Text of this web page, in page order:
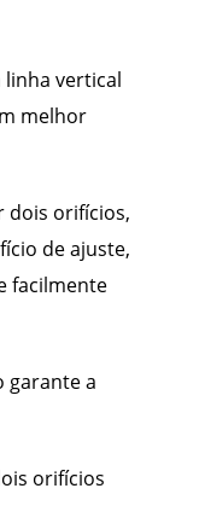
vertical
melhor
dois orifícios,
de ajuste,
facilmente
garante a
orifícios